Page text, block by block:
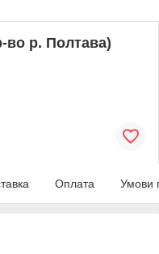
во р. Полтава)
Оплата Умови